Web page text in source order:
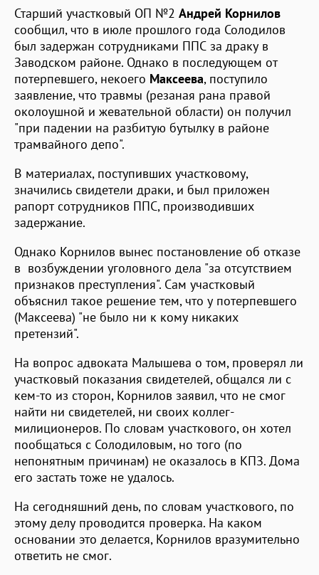
Старший участковый ОП №2 Андрей Корнилов
сообщил, что в июле прошлого года Солодилов
был задержан сотрудниками ППС за драку в
Заводском районе. Однако в последующем от
потерпевшего, некоего Максеева, поступило
заявление, что травмы (резаная рана правой
околоушной и жевательной области) он получил
"при падении на разбитую бутылку в районе
трамвайного депо".
В материалах, поступивших участковому,
значились свидетели драки, и был приложен
рапорт сотрудников ППС, производивших
задержание.
Однако Корнилов вынес постановление об отказе
в возбуждении уголовного дела "за отсутствием
признаков преступления". Сам участковый
объяснил такое решение тем, что у потерпевшего
(Максеева) "не было ни к кому никаких
претензий".
На вопрос адвоката Малышева о том, проверял ли
участковый показания свидетелей, общался ли с
кем-то из сторон, Корнилов заявил, что не смог
найти ни свидетелей, ни своих коллег-
милиционеров. По словам участкового, он хотел
пообщаться с Солодиловым, но того (по
непонятным причинам) не оказалось в КПЗ. Дома
его застать тоже не удалось.
На сегодняшний день, по словам участкового, по
этому делу проводится проверка. На каком
основании это делается, Корнилов вразумительно
ответить не смог.